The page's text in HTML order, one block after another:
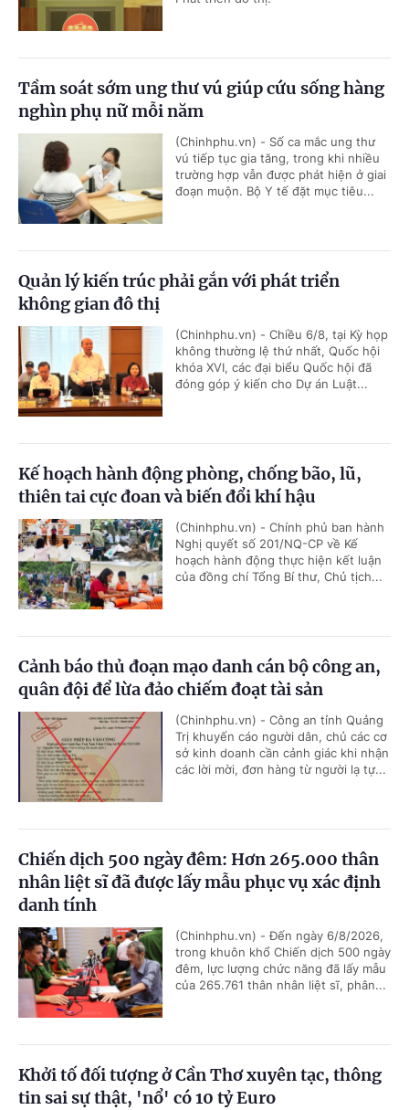
Tầm soát sớm ung thư vú giúp cứu sống hàng
nghìn phụ nữ mỗi năm
(Chinhphu.vn) - Số ca mắc ung thư
vú tiếp tục gia tăng, trong khi nhiều
trường hợp vẫn được phát hiện ở giai
đoạn muộn. Bộ Y tế đặt mục tiêu...
Quản lý kiến trúc phải gắn với phát triển
không gian đô thị
(Chinhphu.vn) - Chiều 6/8, tại Kỳ họp
không thường lệ thứ nhất, Quốc hội
khóa XVI, các đại biểu Quốc hội đã
đóng góp ý kiến cho Dự án Luật...
Kế hoạch hành động phòng, chống bão, lũ,
thiên tai cực đoan và biến đổi khí hậu
(Chinhphu.vn) - Chính phủ ban hành
Nghị quyết số 201/NQ-CP về Kế
hoạch hành động thực hiện kết luận
của đồng chí Tổng Bí thư, Chủ tịch...
Cảnh báo thủ đoạn mạo danh cán bộ công an,
quân đội để lừa đảo chiếm đoạt tài sản
(Chinhphu.vn) - Công an tỉnh Quảng
Trị khuyến cáo người dân, chủ các cơ
sở kinh doanh cần cảnh giác khi nhận
các lời mời, đơn hàng từ người lạ tự...
Chiến dịch 500 ngày đêm: Hơn 265.000 thân
nhân liệt sĩ đã được lấy mẫu phục vụ xác định
danh tính
(Chinhphu.vn) - Đến ngày 6/8/2026,
trong khuôn khổ Chiến dịch 500 ngày
đêm, lực lượng chức năng đã lấy mẫu
của 265.761 thân nhân liệt sĩ, phân...
Khởi tố đối tượng ở Cần Thơ xuyên tạc, thông
tin sai sự thật, 'nổ' có 10 tỷ Euro